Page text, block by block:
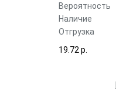
Вероятность
Наличие
Отгрузка
19.72 p.